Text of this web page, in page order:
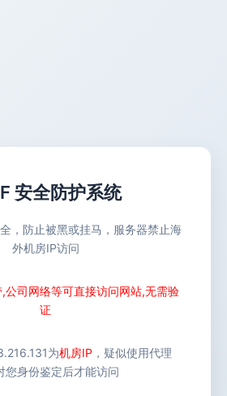
安全防护系统
，防止被黑或挂马，服务器禁止海
外机房IP访问
公司网络等可直接访问网站,无需验
证
为机房IP ，疑似使用代理
您身份鉴定后才能访问